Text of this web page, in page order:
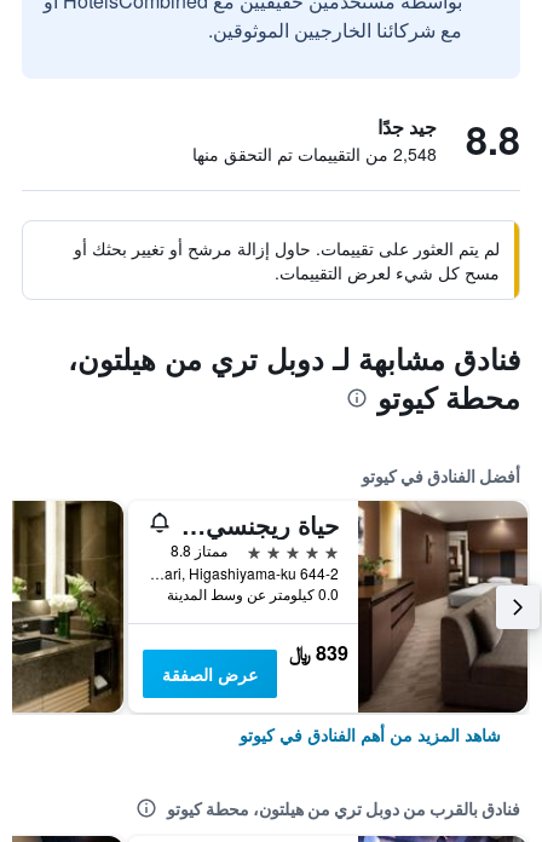
مع شركائنا الخارجيين الموثوقين.
8.8 جيد جدًا
2,548 من التقييمات تم التحقق منها
لم يتم العثور على تقييمات. حاول إزالة مرشح أو تغيير بحثك أو
مسح كل شيء لعرض التقييمات.
فنادق مشابهة لـ دوبل تري من هيلتون،
محطة كيوتو
أفضل الفنادق في كيوتو
حياة ريجنسي كيوتو
5 نجوم
ممتاز 8.8
644-2 Sanjusangendo-Mawari, Higashiyama-ku, كيوتو, اليابان
0.0 كيلومتر عن وسط المدينة
839 ﷼
عرض الصفقة
شاهد المزيد من أهم الفنادق في كيوتو
فنادق بالقرب من دوبل تري من هيلتون، محطة كيوتو